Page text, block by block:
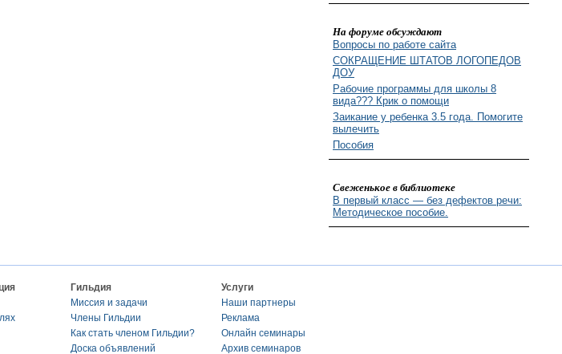
На форуме обсуждают
Вопросы по работе сайта
СОКРАЩЕНИЕ ШТАТОВ ЛОГОПЕДОВ
ДОУ
Рабочие программы для школы 8
вида??? Крик о помощи
Заикание у ребенка 3.5 года. Помогите
вылечить
Пособия
Свеженькое в библиотеке
В первый класс — без дефектов речи:
Методическое пособие.
Гильдия
Миссия и задачи
Члены Гильдии
Как стать членом Гильдии?
Доска объявлений
Услуги
Наши партнеры
Реклама
Онлайн семинары
Архив семинаров